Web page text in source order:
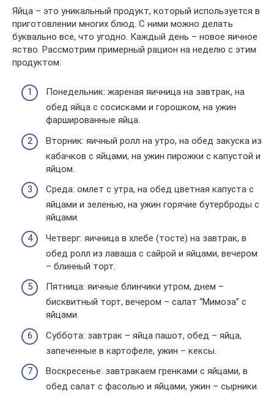
Яйца – это уникальный продукт, который используется в
приготовлении многих блюд. С ними можно делать
буквально все, что угодно. Каждый день – новое яичное
яство. Рассмотрим примерный рацион на неделю с этим
продуктом:
Понедельник: жареная яичница на завтрак, на
обед яйца с сосисками и горошком, на ужин
фаршированные яйца.
Вторник: яичный ролл на утро, на обед закуска из
кабачков с яйцами, на ужин пирожки с капустой и
яйцом.
Среда: омлет с утра, на обед цветная капуста с
яйцами и зеленью, на ужин горячие бутерброды с
яйцами.
Четверг: яичница в хлебе (тосте) на завтрак, в
обед ролл из лаваша с сайрой и яйцами, вечером
– блинный торт.
Пятница: яичные блинчики утром, днем –
бисквитный торт, вечером – салат “Мимоза” с
яйцами.
Суббота: завтрак – яйца пашот, обед – яйца,
запеченные в картофеле, ужин – кексы.
Воскресенье: завтракаем гренками с яйцами, в
обед салат с фасолью и яйцами, ужин – сырники.